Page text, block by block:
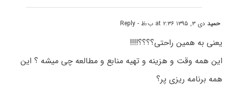
حمیددی ۳, ۱۳۹۵ at ۲:۳۶ ب٫ظ - Reply
یعنی به همین راحتی؟؟؟؟!!!!
این همه وقت و هزینه و تهیه منابع و مطالعه چی میشه ؟ این
همه برنامه ریزی پر؟